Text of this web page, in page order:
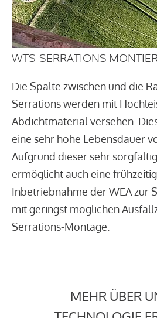
WTS-SERRATIONS
Die Spalte zwischen und die
Serrations werden mit
Abdichtmaterial versehen.
eine sehr hohe Lebensdauer
Aufgrund dieser sehr
ermöglicht auch eine
Inbetriebnahme der WEA zur
mit geringst möglichen
Serrations-Montage.
MEHR ÜBER